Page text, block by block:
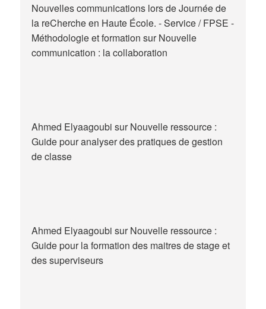
Nouvelles communications lors de Journée de
la reCherche en Haute École. - Service / FPSE -
Méthodologie et formation surNouvelle
communication : la collaboration
Ahmed Elyaagoubi surNouvelle ressource :
Guide pour analyser des pratiques de gestion
de classe
Ahmed Elyaagoubi surNouvelle ressource :
Guide pour la formation des maitres de stage et
des superviseurs